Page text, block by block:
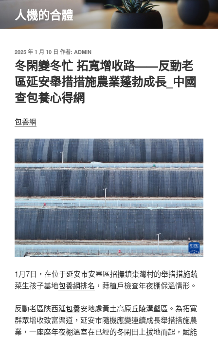
主
人機的合體
發
佈
於
2025 年 1 月 10 日 作者: ADMIN
冬閑變冬忙 拓寬增收路——反動老
區延安舉措措施農業蓬勃成長_中國
查包養心得網
包養網
1月7日，在位于延安市安塞區招撫鎮棗灣村的舉措措施蔬
菜生孩子基地包養網排名 ，蒔植戶檢查年夜棚保溫情形。
反動老區陜西延包養安地處黃土高原丘陵溝壑區。為拓寬
群眾增收致富渠道，延安市隨機應變連續成長舉措措施農
業，一座座年夜棚溫室在已經的冬閑田上拔地而起，賦能